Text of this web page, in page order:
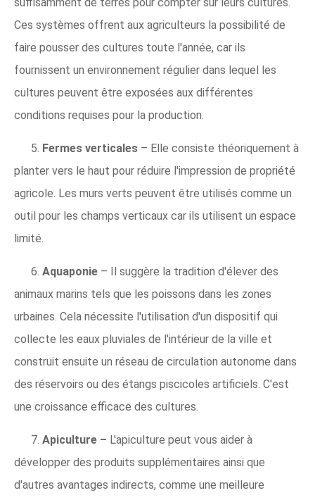
suffisamment de terres pour compter sur leurs cultures.
Ces systèmes offrent aux agriculteurs la possibilité de
faire pousser des cultures toute l'année, car ils
fournissent un environnement régulier dans lequel les
cultures peuvent être exposées aux différentes
conditions requises pour la production.
5. Fermes verticales – Elle consiste théoriquement à
planter vers le haut pour réduire l'impression de propriété
agricole. Les murs verts peuvent être utilisés comme un
outil pour les champs verticaux car ils utilisent un espace
limité.
6. Aquaponie – Il suggère la tradition d'élever des
animaux marins tels que les poissons dans les zones
urbaines. Cela nécessite l'utilisation d'un dispositif qui
collecte les eaux pluviales de l'intérieur de la ville et
construit ensuite un réseau de circulation autonome dans
des réservoirs ou des étangs piscicoles artificiels. C'est
une croissance efficace des cultures.
7. Apiculture – L'apiculture peut vous aider à
développer des produits supplémentaires ainsi que
d'autres avantages indirects, comme une meilleure